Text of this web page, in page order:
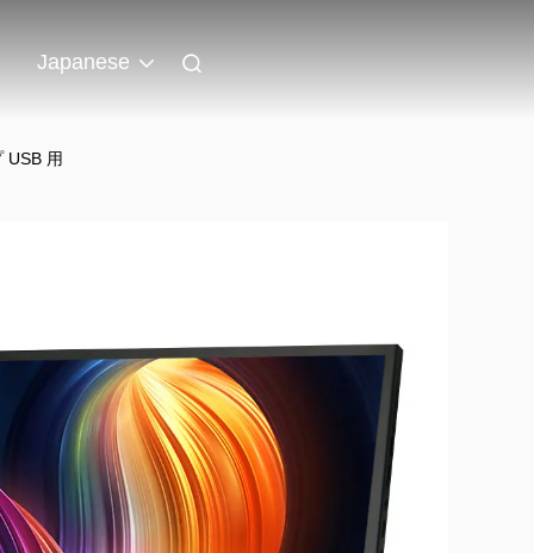
Japanese
USB 用